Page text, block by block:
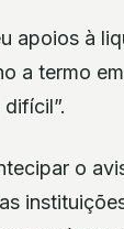
apoios à
a termo
o